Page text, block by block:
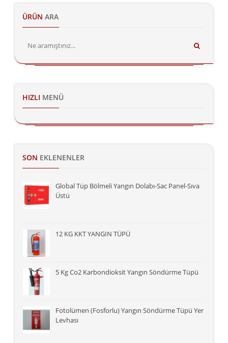
ÜRÜN ARA
HIZLI MENÜ
SON EKLENENLER
Global Tüp Bölmeli Yangın Dolabı-Sac Panel-Sıva
Üstü
12 KG KKT YANGIN TÜPÜ
5 Kg Co2 Karbondioksit Yangın Söndürme Tüpü
Fotolümen (Fosforlu) Yangın Söndürme Tüpü Yer
Levhası